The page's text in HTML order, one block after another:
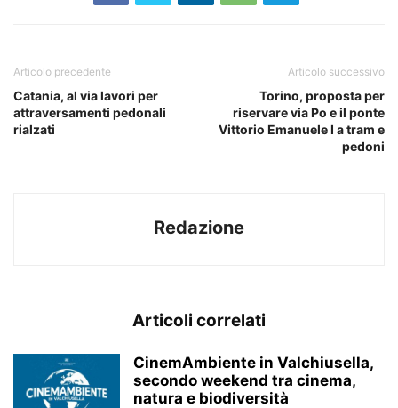
Articolo precedente
Catania, al via lavori per
attraversamenti pedonali
rialzati
Articolo successivo
Torino, proposta per
riservare via Po e il ponte
Vittorio Emanuele I a tram e
pedoni
Redazione
Articoli correlati
CinemAmbiente in Valchiusella,
secondo weekend tra cinema,
natura e biodiversità